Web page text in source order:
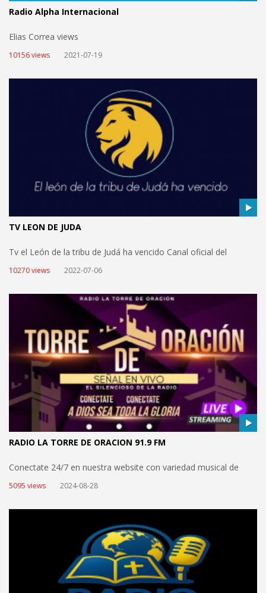
Radio Alpha Internacional
Elias Correa views
10156 views 2021-07-19
TV LEON DE JUDA
Tv el León de la tribu de Judá ha vencido Canal oficial del
para compartir información del ministerio y predicar la palabra
10270 views 2022-07-06
RADIO LA TORRE DE ORACION 91.9 FM
Conectate 24/7 en nuestra website con variedad musical de
5095 views 2024-08-28